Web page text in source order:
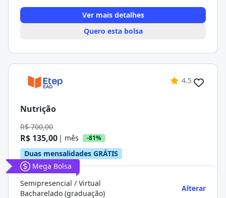
Ver mais detalhes
Quero esta bolsa
4.5
Nutrição
R$ 700,00
R$ 135,00 | mês -81%
Duas mensalidades GRÁTIS
Mega Bolsa
Semipresencial / Virtual
Bacharelado (graduação)
Alterar